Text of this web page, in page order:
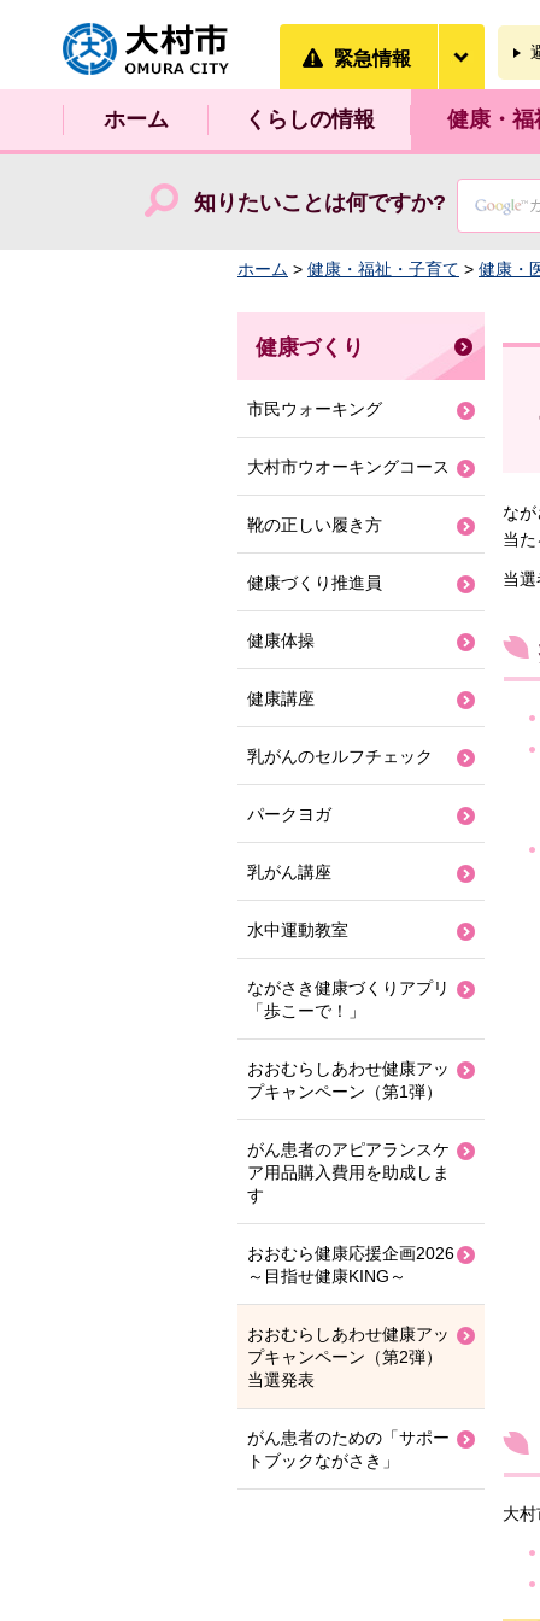
大村市
緊急情報
ホーム くらしの情報 健康・福
知りたいことは何ですか?
ホーム > 健康・福祉・子育て > 健康・
な
当
当
大
健康づくり
市民ウォーキング
大村市ウオーキングコース
靴の正しい履き方
健康づくり推進員
健康体操
健康講座
乳がんのセルフチェック
パークヨガ
乳がん講座
水中運動教室
ながさき健康づくりアプリ
「歩こーで！」
おおむらしあわせ健康アッ
プキャンペーン（第1弾）
がん患者のアピアランスケ
ア用品購入費用を助成しま
す
おおむら健康応援企画2026
～目指せ健康KING～
おおむらしあわせ健康アッ
プキャンペーン（第2弾）
当選発表
がん患者のための「サポー
トブックながさき」